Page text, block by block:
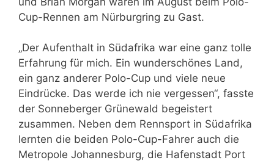
Cup-Rennen am Nürburgring zu Gast.
„Der Aufenthalt in Südafrika war eine ganz tolle
Erfahrung für mich. Ein wunderschönes Land,
ein ganz anderer Polo-Cup und viele neue
Eindrücke. Das werde ich nie vergessen“, fasste
der Sonneberger Grünewald begeistert
zusammen. Neben dem Rennsport in Südafrika
lernten die beiden Polo-Cup-Fahrer auch die
Metropole Johannesburg, die Hafenstadt Port